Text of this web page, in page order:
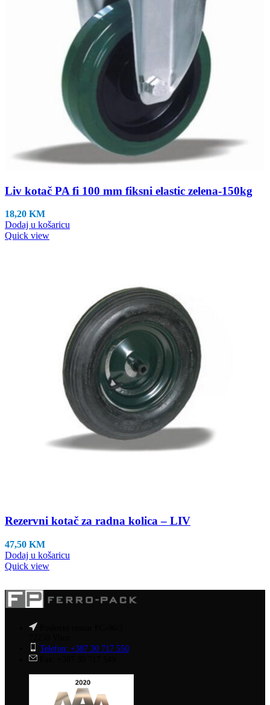
Liv kotač PA fi 100 mm fiksni elastic zelena-150kg
18,20 KM
Dodaj u košaricu
Quick view
Rezervni kotač za radna kolica – LIV
47,50 KM
Dodaj u košaricu
Quick view
Telefon: +387 30 717 550